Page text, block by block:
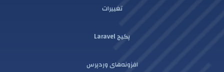
تغییرات
پکیج Laravel
افزونه‌های وردپرس